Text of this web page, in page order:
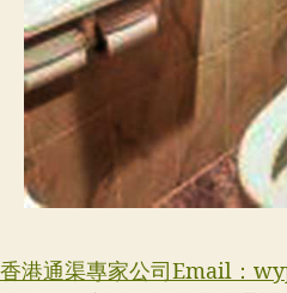
香港通渠專家公司Email：